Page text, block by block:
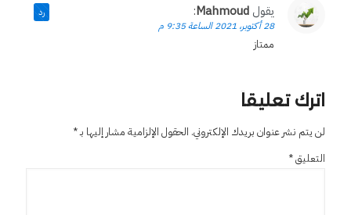
يقول Mahmoud
:
28 أكتوبر، 2021 الساعة 9:35 م
ممتاز
رد
اترك تعليقاً
لن يتم نشر عنوان بريدك الإلكتروني. الحقول الإلزامية مشار إليها بـ*
التعليق*